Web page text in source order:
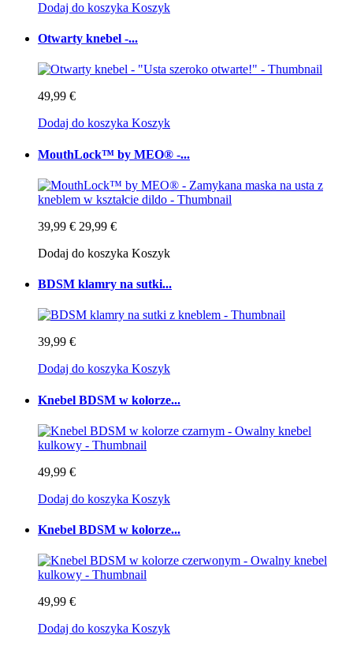
Dodaj do koszyka Koszyk
Otwarty knebel -...
49,99 €
Dodaj do koszyka Koszyk
MouthLock™ by MEO® -...
39,99 € 29,99 €
Dodaj do koszyka Koszyk
BDSM klamry na sutki...
39,99 €
Dodaj do koszyka Koszyk
Knebel BDSM w kolorze...
49,99 €
Dodaj do koszyka Koszyk
Knebel BDSM w kolorze...
49,99 €
Dodaj do koszyka Koszyk